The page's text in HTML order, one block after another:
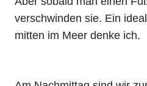
verschwinden sie. Ein
mitten im Meer denke ich.